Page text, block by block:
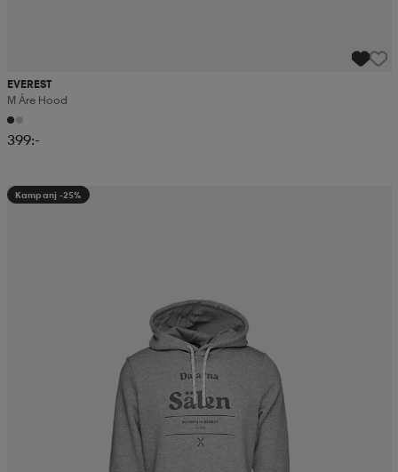
EVEREST
M Åre Hood
399:-
Kampanj -25%